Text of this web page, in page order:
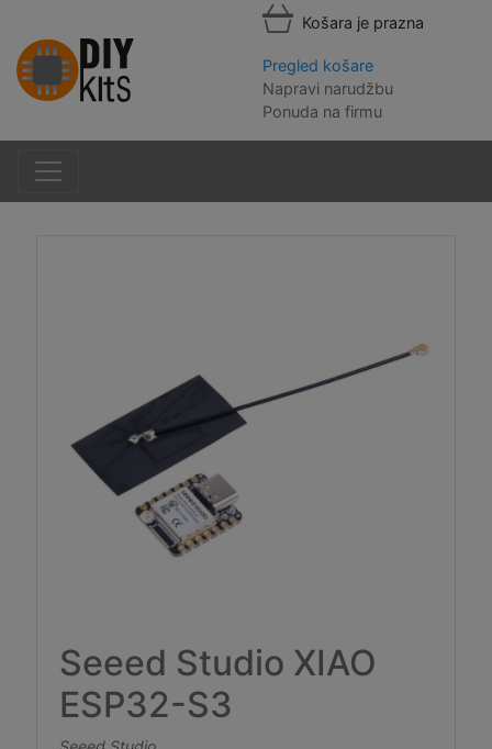
Košara je prazna
Pregled košare
Napravi narudžbu
Ponuda na firmu
Seeed Studio XIAO
ESP32-S3